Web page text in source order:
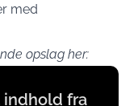
med
opslag her:
indhold fra